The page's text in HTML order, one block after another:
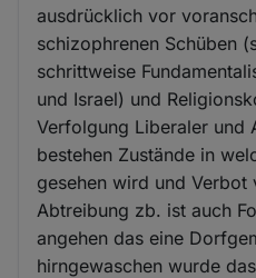
ausdrücklich vor
schizophrenen Schüben
schrittweise
und Israel) und
Verfolgung Liberaler und
bestehen Zustände in
gesehen wird und Verbot
Abtreibung zb. ist auch
angehen das eine
hirngewaschen wurde